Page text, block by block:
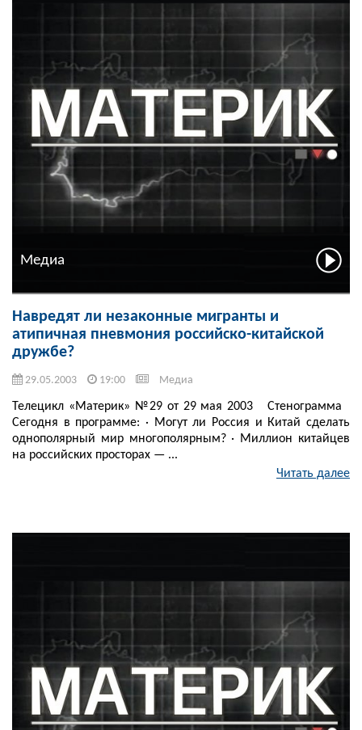
Медиа
Навредят ли незаконные мигранты и
атипичная пневмония российско-китайской
дружбе?
29.05.2003 19:00 Медиа
Телецикл «Материк» №29 от 29 мая 2003 Стенограмма
Сегодня в программе: · Могут ли Россия и Китай сделать
однополярный мир многополярным? · Миллион китайцев
на российских просторах — ...
Читать далее